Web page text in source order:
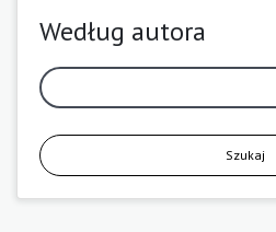
Według autora
Szukaj